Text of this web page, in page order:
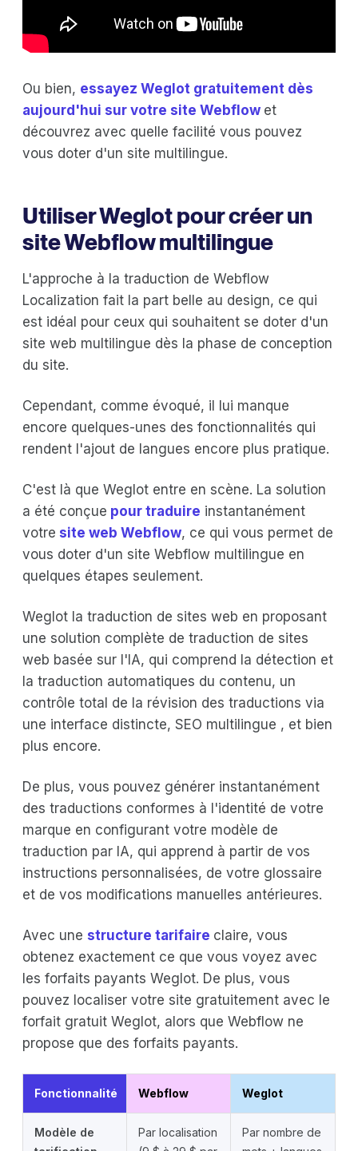
Ou bien, essayez Weglot gratuitement dès
aujourd'hui sur votre site Webflow et
découvrez avec quelle facilité vous pouvez
vous doter d'un site multilingue.
Utiliser Weglot pour créer un
site Webflow multilingue
L'approche à la traduction de Webflow
Localization fait la part belle au design, ce qui
est idéal pour ceux qui souhaitent se doter d'un
site web multilingue dès la phase de conception
du site.
Cependant, comme évoqué, il lui manque
encore quelques-unes des fonctionnalités qui
rendent l'ajout de langues encore plus pratique.
C'est là que Weglot entre en scène. La solution
a été conçue pour traduire instantanément
votre site web Webflow, ce qui vous permet de
vous doter d'un site Webflow multilingue en
quelques étapes seulement.
Weglot la traduction de sites web en proposant
une solution complète de traduction de sites
web basée sur l'IA, qui comprend la détection et
la traduction automatiques du contenu, un
contrôle total de la révision des traductions via
une interface distincte, SEO multilingue , et bien
plus encore.
De plus, vous pouvez générer instantanément
des traductions conformes à l'identité de votre
marque en configurant votre modèle de
traduction par IA, qui apprend à partir de vos
instructions personnalisées, de votre glossaire
et de vos modifications manuelles antérieures.
Avec une structure tarifaire claire, vous
obtenez exactement ce que vous voyez avec
les forfaits payants Weglot. De plus, vous
pouvez localiser votre site gratuitement avec le
forfait gratuit Weglot, alors que Webflow ne
propose que des forfaits payants.
Fonctionnalité Webflow Weglot
Modèle de
Par localisation
Par nombre de